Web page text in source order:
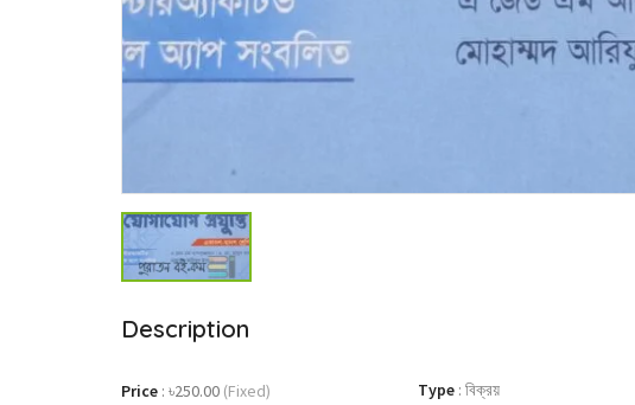
Description
Price : ৳250.00 (Fixed) Type : বিক্রয়